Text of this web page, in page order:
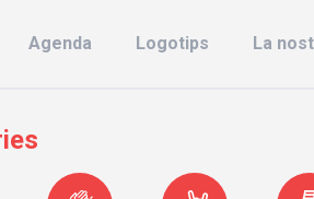
Agenda Logotips La